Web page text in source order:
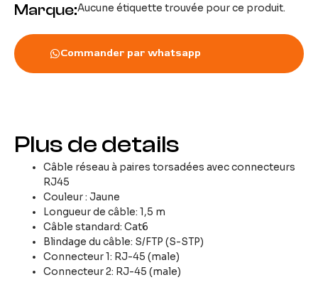
Marque:Aucune étiquette trouvée pour ce produit.
Commander par whatsapp
Plus de details
Câble réseau à paires torsadées avec connecteurs
RJ45
Couleur : Jaune
Longueur de câble: 1,5 m
Câble standard: Cat6
Blindage du câble: S/FTP (S-STP)
Connecteur 1: RJ-45 (male)
Connecteur 2: RJ-45 (male)